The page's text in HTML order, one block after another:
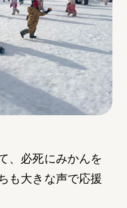
、必死にみかんを
も大きな声で応援